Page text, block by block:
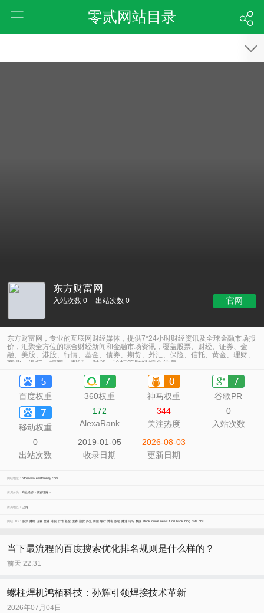
零贰网站目录
东方财富网
入站次数 0 出站次数 0 官网
东方财富网，专业的互联网财经媒体，提供7*24小时财经资讯及全球金融市场报
价，汇聚全方位的综合财经新闻和金融市场资讯，覆盖股票、财经、证券、金
融、美股、港股、行情、基金、债券、期货、外汇、保险、信托、黄金、理财、
商业、银行、博客、股吧、财迷、论坛等财经综合信息
百度权重 360权重 神马权重 谷歌PR
移动权重
172
AlexaRank
344
关注热度
0
入站次数
0
出站次数
2019-01-05
收录日期
2026-08-03
更新日期
网站地址： http://www.eastmoney.com
所属分类： 商业经济>投资理财>
所属地区： 上海
网站TAG： 股票 财经 证券 金融 港股 行情 基金 债券 期货 外汇 保险 银行 博客 股吧 财迷 论坛 数据 stock quote news fund bank blog data bbs
当下最流程的百度搜索优化排名规则是什么样的？
前天 22:31
螺柱焊机鸿栢科技：孙辉引领焊接技术革新
2026年07月04日